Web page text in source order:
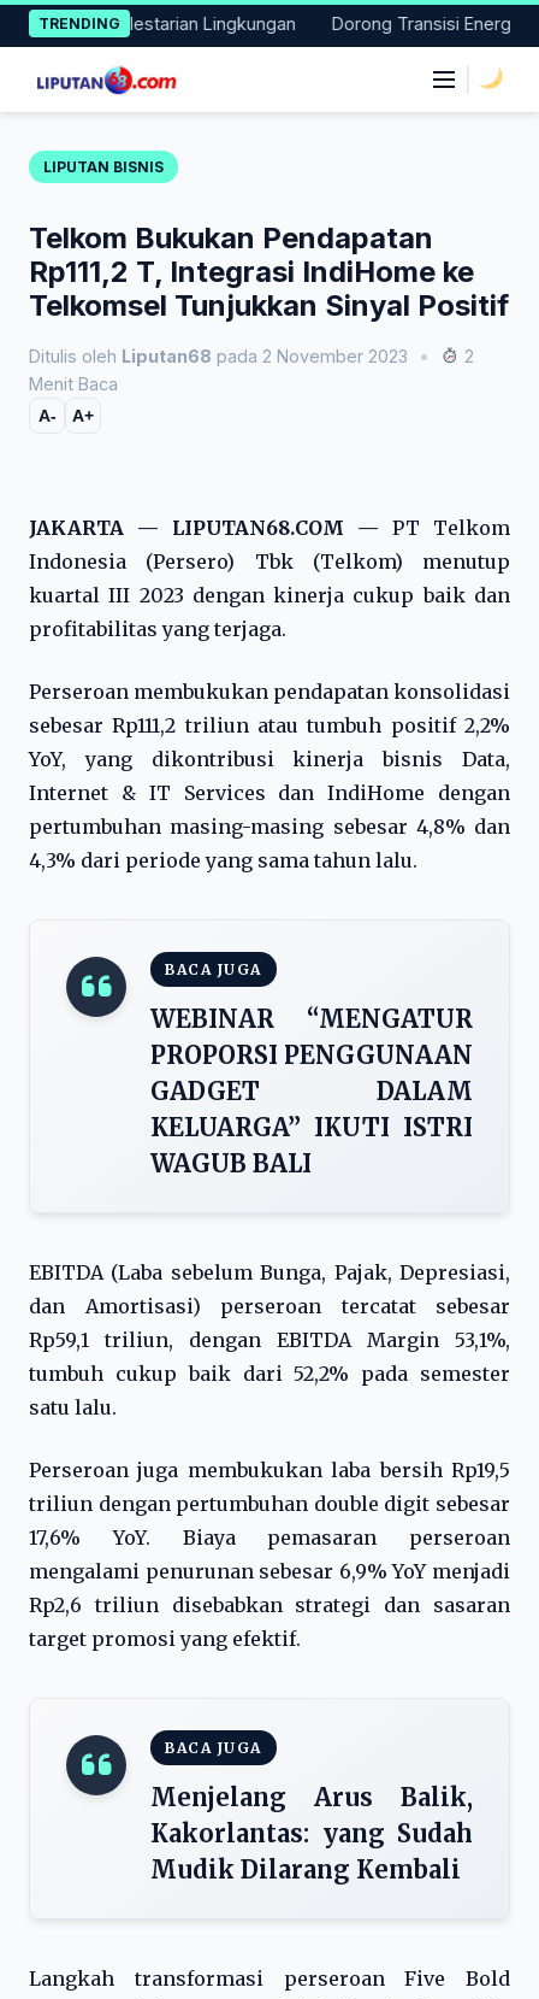
Skip
to
content
TRENDING
Pelestarian Lingkungan Dorong Transisi Energi di NTT,
LIPUTAN BISNIS
Telkom Bukukan Pendapatan
Rp111,2 T, Integrasi IndiHome ke
Telkomsel Tunjukkan Sinyal Positif
Ditulis oleh Liputan68 pada 2 November 2023 •
2
Menit Baca
A- A+
JAKARTA — LIPUTAN68.COM — PT Telkom
Indonesia (Persero) Tbk (Telkom) menutup
kuartal III 2023 dengan kinerja cukup baik dan
profitabilitas yang terjaga.
Perseroan membukukan pendapatan konsolidasi
sebesar Rp111,2 triliun atau tumbuh positif 2,2%
YoY, yang dikontribusi kinerja bisnis Data,
Internet & IT Services dan IndiHome dengan
pertumbuhan masing-masing sebesar 4,8% dan
4,3% dari periode yang sama tahun lalu.
BACA JUGA
WEBINAR “MENGATUR
PROPORSI PENGGUNAAN
GADGET DALAM
KELUARGA” IKUTI ISTRI
WAGUB BALI
EBITDA (Laba sebelum Bunga, Pajak, Depresiasi,
dan Amortisasi) perseroan tercatat sebesar
Rp59,1 triliun, dengan EBITDA Margin 53,1%,
tumbuh cukup baik dari 52,2% pada semester
satu lalu.
Perseroan juga membukukan laba bersih Rp19,5
triliun dengan pertumbuhan double digit sebesar
17,6% YoY. Biaya pemasaran perseroan
mengalami penurunan sebesar 6,9% YoY menjadi
Rp2,6 triliun disebabkan strategi dan sasaran
target promosi yang efektif.
BACA JUGA
Menjelang Arus Balik,
Kakorlantas: yang Sudah
Mudik Dilarang Kembali
Langkah transformasi perseroan Five Bold